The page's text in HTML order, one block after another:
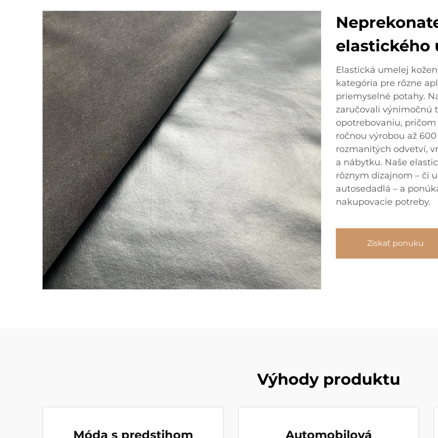
elastického
Elastická umelej
kategória pre rôzne
priemyselné potahy.
zaručovali výnimočnú
opotrebovaniu,
ročnou výrobou až
rozmanitých odvetví,
a nábytku. Naše
rôznym dizajnom – či
autosedadlá – a
nakupovacie potreby.
Získať ponuku
Výhody produktu
Móda s predstihom
Automobilová